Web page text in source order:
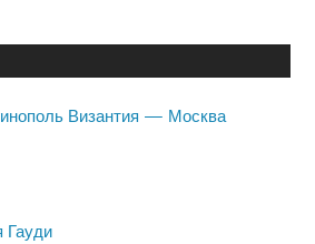
Византия — Москва
Гауди